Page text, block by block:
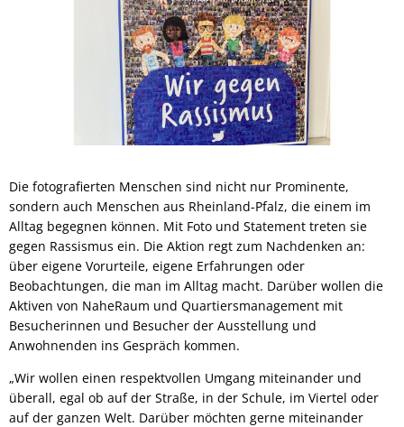
Die fotografierten Menschen sind nicht nur Prominente,
sondern auch Menschen aus Rheinland-Pfalz, die einem im
Alltag begegnen können. Mit Foto und Statement treten sie
gegen Rassismus ein. Die Aktion regt zum Nachdenken an:
über eigene Vorurteile, eigene Erfahrungen oder
Beobachtungen, die man im Alltag macht. Darüber wollen die
Aktiven von NaheRaum und Quartiersmanagement mit
Besucherinnen und Besucher der Ausstellung und
Anwohnenden ins Gespräch kommen.
„Wir wollen einen respektvollen Umgang miteinander und
überall, egal ob auf der Straße, in der Schule, im Viertel oder
auf der ganzen Welt. Darüber möchten gerne miteinander